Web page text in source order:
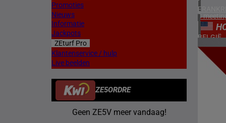
Promoties
Nieuws
Informatie
Jackpots
ZEturf Pro
Klantenservice / hulp
Live beelden
ZE5ORDRE
Geen ZE5V meer vandaag!
3
BELGIË
ZWEDEN
3
2
29/04/